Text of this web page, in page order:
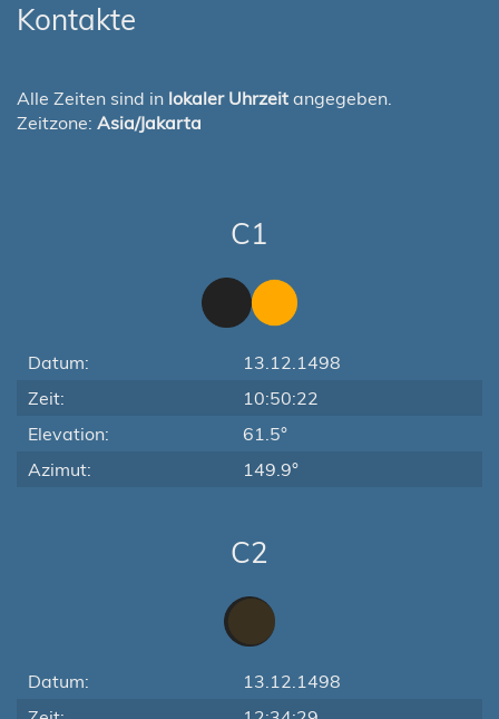
Kontakte
Alle Zeiten sind in lokaler Uhrzeit angegeben.
Zeitzone: Asia/Jakarta
C1
Datum:
13.12.1498
Zeit:
10:50:22
Elevation:
61.5°
Azimut:
149.9°
C2
Datum:
13.12.1498